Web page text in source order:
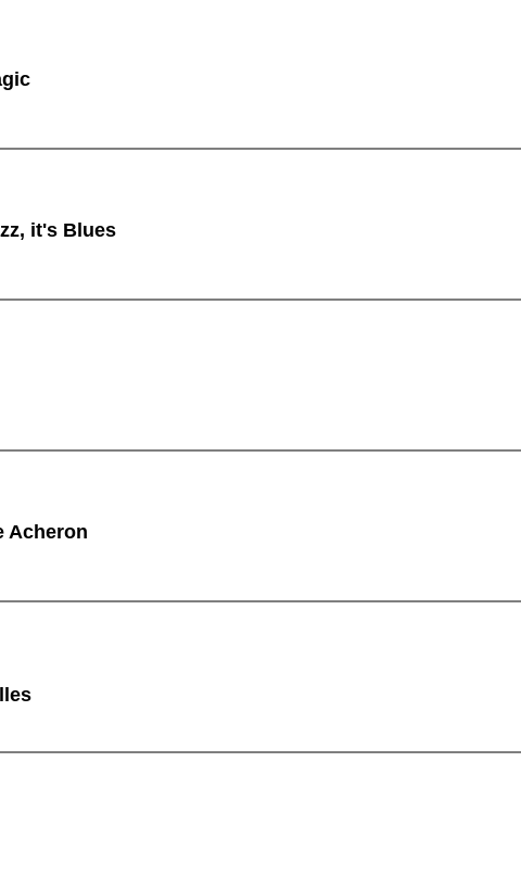
it's Blues
Acheron